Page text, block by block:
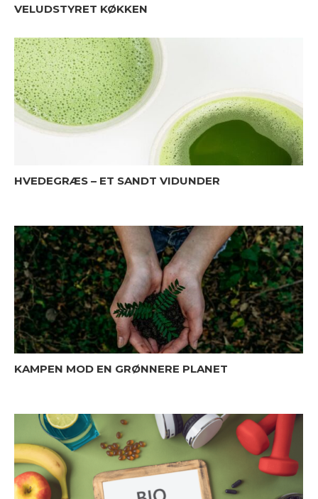
VELUDSTYRET KØKKEN
HVEDEGRÆS – ET SANDT VIDUNDER
KAMPEN MOD EN GRØNNERE PLANET